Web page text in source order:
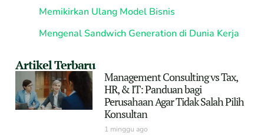
Memikirkan Ulang Model Bisnis
Mengenal Sandwich Generation di Dunia Kerja
Artikel Terbaru
Management Consulting vs Tax,
HR, & IT: Panduan bagi
Perusahaan Agar Tidak Salah Pilih
Konsultan
1 minggu ago